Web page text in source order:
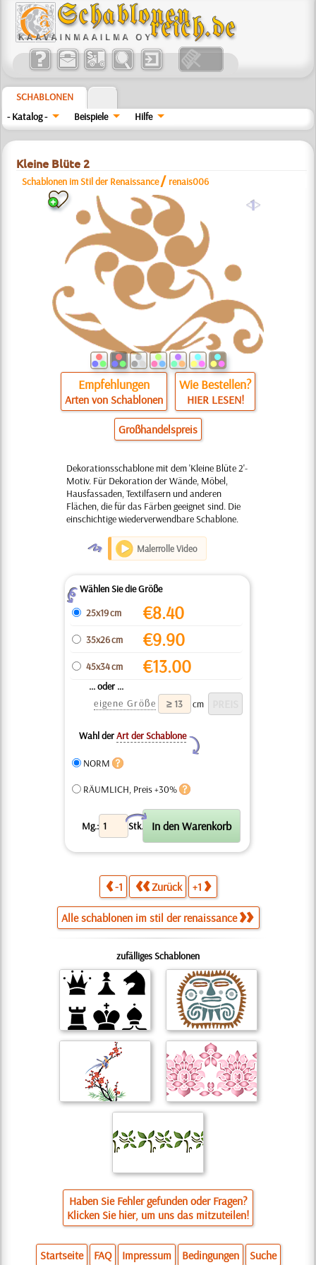
SCHABLONEN
- Katalog -
Beispiele Hilfe
Kleine Blüte 2
Schablonen im Stil der Renaissance / renais006
a
Empfehlungen
Arten von Schablonen
Wie Bestellen?
HIER LESEN!
Großhandelspreis
Dekorationsschablone mit dem 'Kleine Blüte 2'-
Motiv. Für Dekoration der Wände, Möbel,
Hausfassaden, Textilfasern und anderen
Flächen, die für das Färben geeignet sind. Die
einschichtige wiederverwendbare Schablone.
O Malerrolle Video
ZWählen Sie die Größe
25x19 cm
€8.40
35x26 cm €9.90
45x34 cm €13.00
... oder ...
eigene Größe
cm
Wahl derArt der Schablone
Y
NORM
RÄUMLICH, Preis +30%
Mg.: Stk.
X
-1 Zurück +1
Alle schablonen im stil der renaissance
zufälliges Schablonen
Haben Sie Fehler gefunden oder Fragen?
Klicken Sie hier, um uns das mitzuteilen!
Startseite FAQ Impressum Bedingungen Suche